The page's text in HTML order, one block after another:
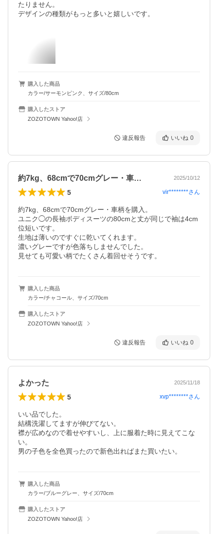
たりません。
デザインの種類がもっと多いと嬉しいです。
購入した商品
カラー/サーモンピンク、サイズ/80cm
購入したストア
ZOZOTOWN Yahoo!店
違反報告 いいね 0
約7kg、68cmで70cmグレー・車… 2025/10/12
5 vir********さん
約7kg、68cmで70cmグレー・車柄を購入。
ユニク◯の長袖ボディスーツの80cmと丈が同じで袖は4cm
位短いです。
生地は薄いのですぐに乾いてくれます。
濃いグレーですが色落ちしませんでした。
見せても可愛い柄でたくさん着回せそうです。
購入した商品
カラー/チャコール、サイズ/70cm
購入したストア
ZOZOTOWN Yahoo!店
違反報告 いいね 0
よかった 2025/11/18
5 xvp********さん
いい品でした。
結構洗濯してますが伸びてない。
襟が広めなので着せやすいし、上に服着た時に見えてこな
い。
男の子色を全色買ったので新色出ればまた買いたい。
購入した商品
カラー/ブルーグレー、サイズ/70cm
購入したストア
ZOZOTOWN Yahoo!店